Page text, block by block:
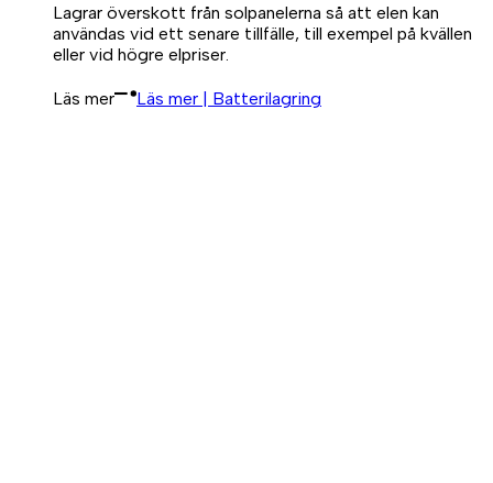
Lagrar överskott från solpanelerna så att elen kan
användas vid ett senare tillfälle, till exempel på kvällen
eller vid högre elpriser.
Läs mer Läs mer | Batterilagring